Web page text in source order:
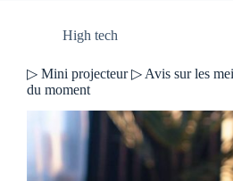
High tech
▷ Mini projecteur ▷ Avis sur les
du moment